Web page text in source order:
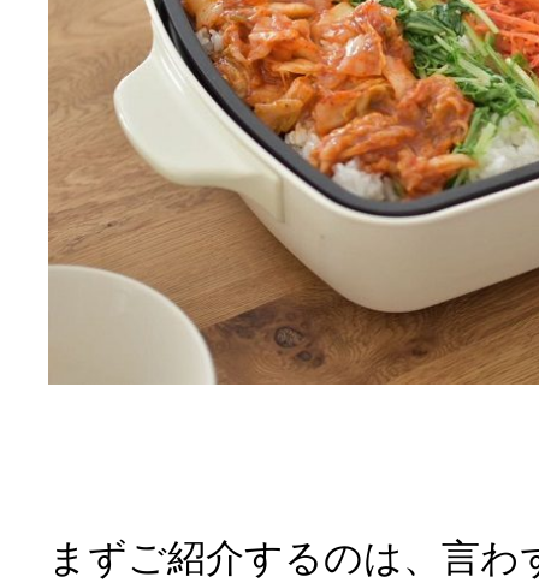
まずご紹介するのは、言わ